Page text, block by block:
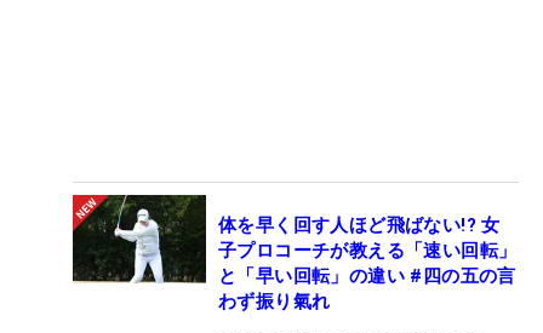
体を早く回す人ほど飛ばない!? 女
子プロコーチが教える「速い回転」
と「早い回転」の違い #四の五の言
わず振り氣れ